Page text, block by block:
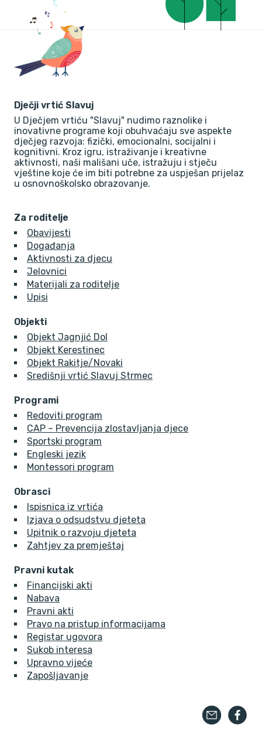
Dječji vrtić Slavuj
U Dječjem vrtiću "Slavuj" nudimo raznolike i
inovativne programe koji obuhvaćaju sve aspekte
dječjeg razvoja: fizički, emocionalni, socijalni i
kognitivni. Kroz igru, istraživanje i kreativne
aktivnosti, naši mališani uče, istražuju i stječu
vještine koje će im biti potrebne za uspješan prijelaz
u osnovnoškolsko obrazovanje.
Za roditelje
Obavijesti
Događanja
Aktivnosti za djecu
Jelovnici
Materijali za roditelje
Upisi
Objekti
Objekt Jagnjić Dol
Objekt Kerestinec
Objekt Rakitje/Novaki
Središnji vrtić Slavuj Strmec
Programi
Redoviti program
CAP – Prevencija zlostavljanja djece
Sportski program
Engleski jezik
Montessori program
Obrasci
Ispisnica iz vrtića
Izjava o odsudstvu djeteta
Upitnik o razvoju djeteta
Zahtjev za premještaj
Pravni kutak
Financijski akti
Nabava
Pravni akti
Pravo na pristup informacijama
Registar ugovora
Sukob interesa
Upravno vijeće
Zapošljavanje